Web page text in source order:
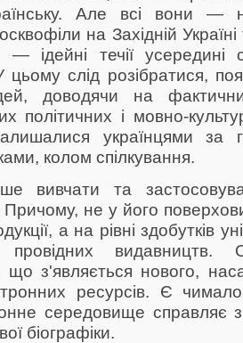
Але всі вони —
на Західній
— ідейні течії усередині
слід розібратися,
доводячи на
політичних і мовно-
українцями за
колом спілкування.
вивчати та
Причому, не у його
а на рівні здобутків
провідних видавництв.
що з'являється нового,
ресурсів. Є
середовище справляє
біографіки.